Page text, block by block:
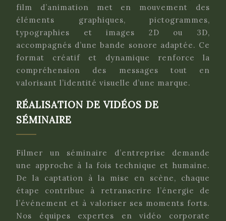
film d’animation met en mouvement des
éléments graphiques, pictogrammes,
typographies et images 2D ou 3D,
accompagnés d’une bande sonore adaptée. Ce
format créatif et dynamique renforce la
compréhension des messages tout en
valorisant l’identité visuelle d’une marque.
RÉALISATION DE VIDÉOS DE
SÉMINAIRE
Filmer un séminaire d’entreprise demande
une approche à la fois technique et humaine.
De la captation à la mise en scène, chaque
étape contribue à retranscrire l’énergie de
l’événement et à valoriser ses moments forts.
Nos équipes expertes en vidéo corporate